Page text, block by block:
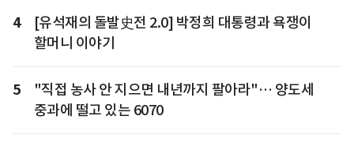
4
[유석재의 돌발史전 2.0] 박정희 대통령과 욕쟁이
할머니 이야기
5
"직접 농사 안 지으면 내년까지 팔아라"… 양도세
중과에 떨고 있는 6070